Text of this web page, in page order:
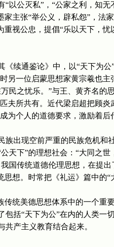
以公灭私”，“公家之利，知无
主张“举公义，辟私怨”，法
视公忠，提倡“乐以天下，忧
续通鉴论》中，以“天下为公
另一位启蒙思想家黄宗羲也主
民之忧乐。”与王、黄齐名的
夫所共有。近代梁启超把顾炎
为个人的道德要求，激励着
出现空前严重的民族危机和
天下”的理想社会：“大同之
国传统道德伦理思想，在提
想。时常把《礼运》篇中的“
统美德思想体系中的一个重
括“天下为公”在内的人类一
共产主义教育结合起来。